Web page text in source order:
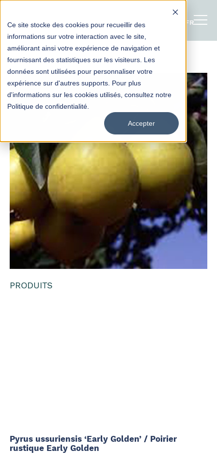
Ce site stocke des cookies pour recueillir des
informations sur votre interaction avec le site,
améliorant ainsi votre expérience de navigation et
fournissant des statistiques sur les visiteurs. Les
données sont utilisées pour personnaliser votre
expérience sur d'autres supports. Pour plus
d'informations sur les cookies utilisés, consultez notre
Politique de confidentialité.
Accepter
PRODUITS
Pyrus ussuriensis ‘Early Golden’ / Poirier
rustique Early Golden